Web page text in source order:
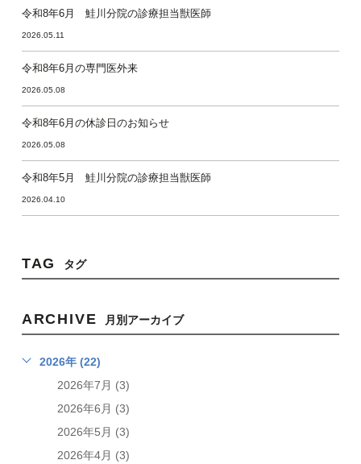
令和8年6月 鮭川分院の診療担当獣医師
2026.05.11
令和8年6月の専門医外来
2026.05.08
令和8年6月の休診日のお知らせ
2026.05.08
令和8年5月 鮭川分院の診療担当獣医師
2026.04.10
TAG タグ
ARCHIVE 月別アーカイブ
2026年 (22)
2026年7月 (3)
2026年6月 (3)
2026年5月 (3)
2026年4月 (3)